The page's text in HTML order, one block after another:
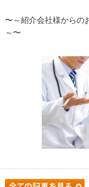
〜～紹介会社様からの
～〜